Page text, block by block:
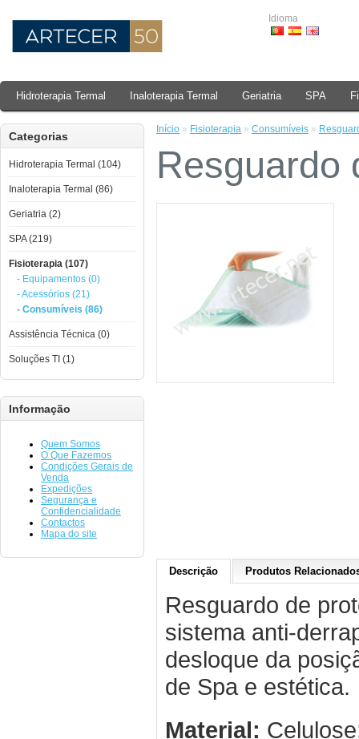
Idioma
Hidroterapia Termal Inaloterapia Termal Geriatria SPA
Categorias
Hidroterapia Termal (104)
Inaloterapia Termal (86)
Geriatria (2)
SPA (219)
Fisioterapia (107)
- Equipamentos (0)
- Acessórios (21)
- Consumíveis (86)
Assistência Técnica (0)
Soluções TI (1)
Informação
Quem Somos
O Que Fazemos
Condições Gerais de
Venda
Expedições
Segurança e
Confidencialidade
Contactos
Mapa do site
Início » Fisioterapia » Consumíveis »
Resguardo
Descrição Produtos
Resguardo de
sistema anti-
desloque da
de Spa e estética.
Material: